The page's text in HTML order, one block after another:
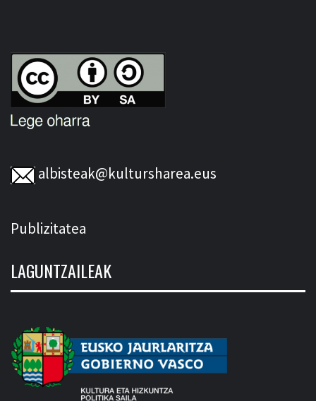
albisteak@kultursharea.eus
Publizitatea
LAGUNTZAILEAK